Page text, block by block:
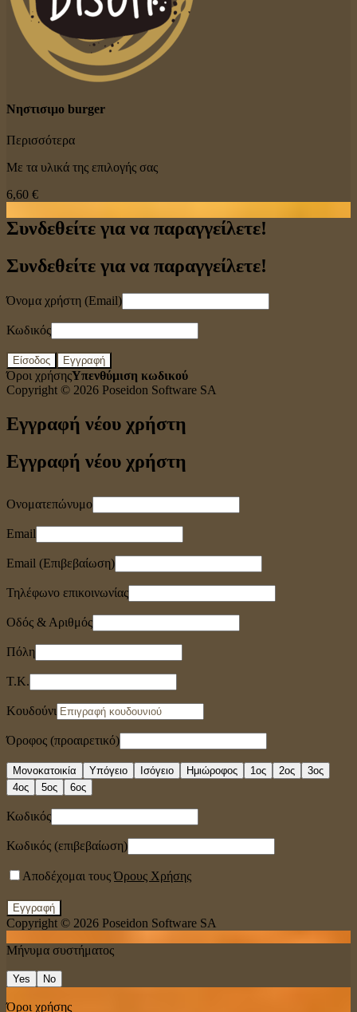
Νηστισιμο burger
Περισσότερα
Με τα υλικά της επιλογής σας
6,60 €
Συνδεθείτε για να παραγγείλετε!
Συνδεθείτε για να παραγγείλετε!
Όνομα χρήστη (Email)
Κωδικός
Είσοδος Εγγραφή
Όροι χρήσηςΥπενθύμιση κωδικού
Copyright © 2026 Poseidon Software SA
Εγγραφή νέου χρήστη
Εγγραφή νέου χρήστη
Ονοματεπώνυμο
Email
Email (Επιβεβαίωση)
Τηλέφωνο επικοινωνίας
Οδός & Αριθμός
Πόλη
Τ.Κ.
Κουδούνι
Όροφος (προαιρετικό)
Μονοκατοικία Υπόγειο Ισόγειο Ημιώροφος 1ος 2ος
3ος
4ος
5ος 6ος
Κωδικός
Κωδικός (επιβεβαίωση)
Αποδέχομαι τουςΌρους Χρήσης
Εγγραφή
Copyright © 2026 Poseidon Software SA
Μήνυμα συστήματος
Yes No
Όροι χρήσης